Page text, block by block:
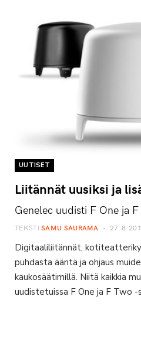
UUTISET
Liitännät uusiksi ja
Genelec uudisti F One ja
TEKSTI SAMU SAURAMA
Digitaaliliitännät,
puhdasta ääntä ja ohjaus
kaukosäätimillä. Niitä kaikkia
uudistetuissa F One ja F Two -